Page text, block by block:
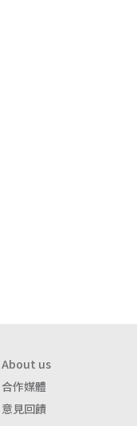
About us
合作媒體
意見回饋